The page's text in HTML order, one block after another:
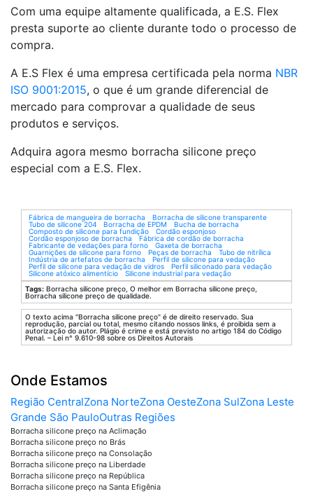
Com uma equipe altamente qualificada, a E.S. Flex
presta suporte ao cliente durante todo o processo de
compra.
A E.S Flex é uma empresa certificada pela norma NBR
ISO 9001:2015, o que é um grande diferencial de
mercado para comprovar a qualidade de seus
produtos e serviços.
Adquira agora mesmo borracha silicone preço
especial com a E.S. Flex.
Fábrica de mangueira de borracha
Borracha de silicone transparente
Tubo de silicone 204
Borracha de EPDM
Bucha de borracha
Composto de silicone para fundição
Cordão esponjoso
Cordão esponjoso de borracha
Fábrica de cordão de borracha
Fabricante de vedações para forno
Gaxeta de borracha
Guarnições de silicone para forno
Peças de borracha
Tubo de nitrílica
Indústria de artefatos de borracha
Perfil de silicone para vedação
Perfil de silicone para vedação de vidros
Perfil siliconado para vedação
Silicone atóxico alimentício
Silicone industrial para vedação
Tags: Borracha silicone preço, O melhor em Borracha silicone preço,
Borracha silicone preço de qualidade.
O texto acima "Borracha silicone preço" é de direito reservado. Sua
reprodução, parcial ou total, mesmo citando nossos links, é proibida sem a
autorização do autor. Plágio é crime e está previsto no artigo 184 do Código
Penal. – Lei n° 9.610-98 sobre os Direitos Autorais
Onde Estamos
Região CentralZona NorteZona OesteZona SulZona Leste
Grande São PauloOutras Regiões
Borracha silicone preço na Aclimação
Borracha silicone preço no Brás
Borracha silicone preço na Consolação
Borracha silicone preço na Liberdade
Borracha silicone preço na República
Borracha silicone preço na Santa Efigênia